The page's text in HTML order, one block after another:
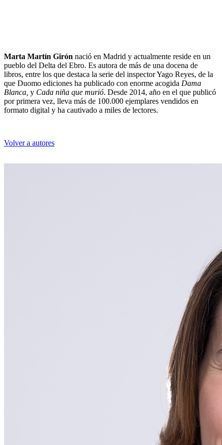
Marta Martín Girón nació en Madrid y actualmente reside en un
pueblo del Delta del Ebro. Es autora de más de una docena de
libros, entre los que destaca la serie del inspector Yago Reyes, de la
que Duomo ediciones ha publicado con enorme acogida Dama
Blanca, y Cada niña que murió. Desde 2014, año en el que publicó
por primera vez, lleva más de 100.000 ejemplares vendidos en
formato digital y ha cautivado a miles de lectores.
Volver a autores